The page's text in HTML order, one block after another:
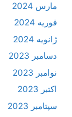
مارس 2024
فوریه 2024
ژانویه 2024
دسامبر 2023
نوامبر 2023
اکتبر 2023
سپتامبر 2023